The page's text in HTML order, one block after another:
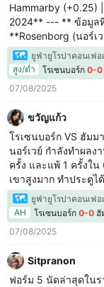
Hammarby (+0.25)
2024** --- ** ข้อมูลทีมสำคัญ (อัปเดตล่าสุด)** | **เกณฑ์** |
**Rosenborg (นอร์
---------
**ฟอร์มล่าสุด (5 นัด
(ลีก+ยุโรป) | | **สถิติ
เฉลี่ย 1.6 ลูก | - 3/
**จุดแข็ง/อ่อน** | แร
ยูฟ่ายูโรปาคอนเฟอ
สูง/ต่ำ
โรเซนบอร์ก 0-0
07/08/2025
ขวัญแก้ว
โรเซนบอร์ก VS ฮัมม
นอร์เวย์ กำลังทำผลง
ครั้ง และแพ้ 1 ครั้งใ
เขาสูงมาก ทำประตู
เดียวกัน การป้องกันข
เท่านั้น ความสมดุลระ
ยูฟ่ายูโรปาคอนเฟอ
AH
โรเซนบอร์ก 0-0 ฮั
07/08/2025
Sitpranon
ฟอร์ม 5 นัดล่าสุดในร